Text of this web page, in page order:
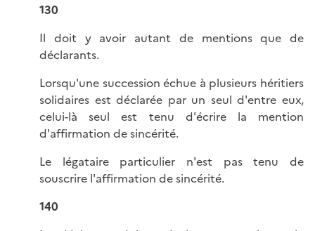
130
Il doit y avoir autant de mentions que de
déclarants.
Lorsqu'une succession échue à plusieurs héritiers
solidaires est déclarée par un seul d'entre eux,
celui-là seul est tenu d'écrire la mention
d'affirmation de sincérité.
Le légataire particulier n'est pas tenu de
souscrire l'affirmation de sincérité.
140